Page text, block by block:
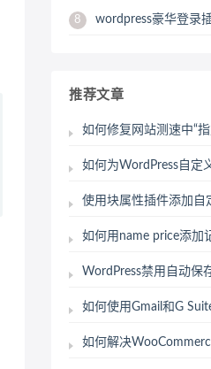
8 wordpress豪华登录
推荐文章
如何修复网站测速中“指定缓
如何为WordPress自定义文章
使用块属性插件添加自
如何用name price添加
WordPress禁用自动保存和禁
如何使用Gmail和G Suite设
如何解决